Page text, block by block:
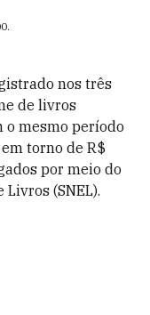
.
nos três
de livros
o mesmo período
torno de R$
por meio do
(SNEL).